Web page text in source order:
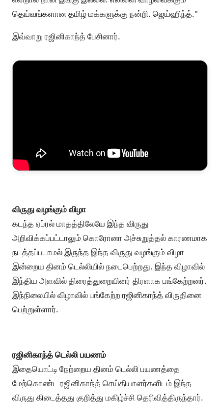
தெய்வங்களான தமிழ் மக்களுக்கு நன்றி. ஜெய்ஹிந்த்."
இவ்வாறு ரஜினிகாந்த் பேசினார்.
விருது வழங்கும் விழா
கடந்த ஏப்ரல் மாதத்திலேயே இந்த விருது
அறிவிக்கப்பட்டாலும் கொரோனா அச்சுறுத்தல் காரணமாக
நடத்தப்படாமல் இருந்த இந்த விருது வழங்கும் விழா
இன்றைய தினம் டெல்லியில் நடைபெற்றது. இந்த விழாவில்
இந்திய அளவில் திரைத்துறையினர் திரளாக பங்கேற்றனர்.
இந்நிலையில் விழாவில் பங்கேற்ற ரஜினிகாந்த் விருதினை
பெற்றுள்ளார்.
ரஜினிகாந்த் டெல்லி பயணம்
இதையொட்டி நேற்றைய தினம் டெல்லி பயணத்தை
மேற்கொண்ட ரஜினிகாந்த் செய்தியாளர்களிடம் இந்த
விருது கிடைத்தது குறித்து மகிழ்ச்சி தெரிவித்திருந்தார்.